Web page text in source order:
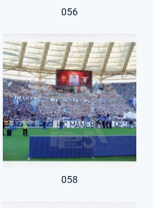
056
058